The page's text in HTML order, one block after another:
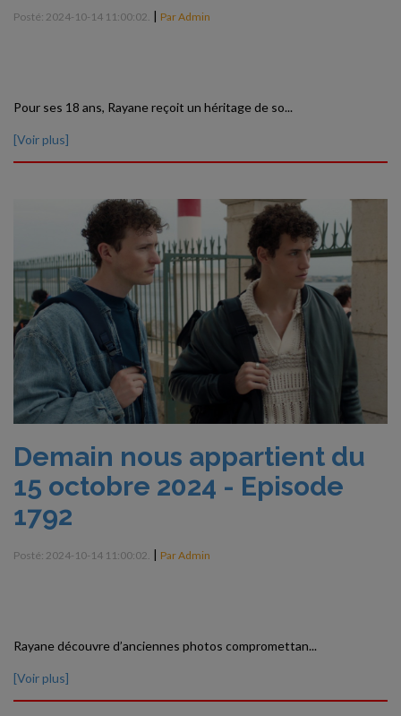
Posté: 2024-10-14 11:00:02. | Par Admin
Pour ses 18 ans, Rayane reçoit un héritage de so...
[Voir plus]
Demain nous appartient du
15 octobre 2024 - Episode
1792
Posté: 2024-10-14 11:00:02. | Par Admin
Rayane découvre d’anciennes photos compromettan...
[Voir plus]